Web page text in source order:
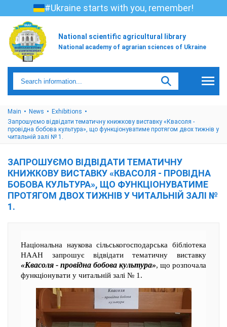
#Ukraine starts with you, remember!
National scientific agricultural library
National academy of agrarian sciences of Ukraine
Main News
Exhibitions
Запрошуємо відвідати тематичну книжкову виставку «Квасоля -
провідна бобова культура», що функціонуватиме протягом двох тижнів у
читальній залі № 1.
ЗАПРОШУЄМО ВІДВІДАТИ ТЕМАТИЧНУ
КНИЖКОВУ ВИСТАВКУ «КВАСОЛЯ - ПРОВІДНА
БОБОВА КУЛЬТУРА», ЩО ФУНКЦІОНУВАТИМЕ
ПРОТЯГОМ ДВОХ ТИЖНІВ У ЧИТАЛЬНІЙ ЗАЛІ №
1.
Національна наукова сільськогосподарська бібліотека
НААН запрошує відвідати тематичну виставку
«Квасоля - провідна бобова культура», що розпочала
функціонувати у читальній залі № 1.